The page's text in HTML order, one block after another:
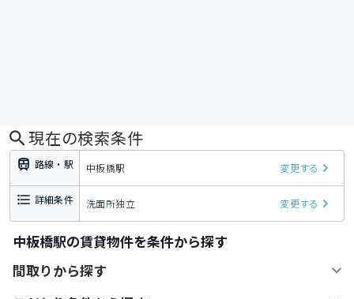
現在の検索条件
路線・駅 中板橋駅 変更する
詳細条件 洗面所独立 変更する
中板橋駅の賃貸物件を条件から探す
間取りから探す